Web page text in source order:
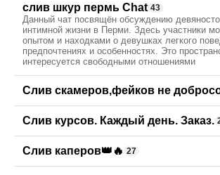
слив шкур пермь Chat 43
Данный чат посвящён обсуждению девяносто
интимной жизни в Перми. Здесь участники
опытом и находками о девушках легкого
предпочтениях и особенностях. Это
интересуется свободными отношениями
Слив скамеров,фейков не
Слив курсов. Каждый день. Заказ.
Слив каперов👑🔥 27